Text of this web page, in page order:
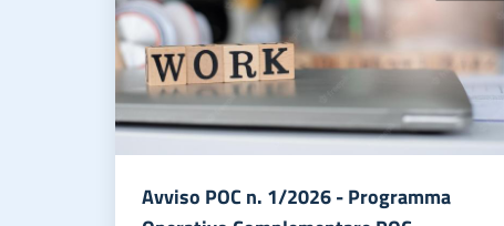
Avviso POC n. 1/2026 - Programma